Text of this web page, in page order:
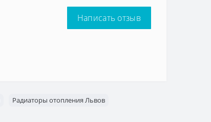
Написать отзыв
Радиаторы отопления Львов